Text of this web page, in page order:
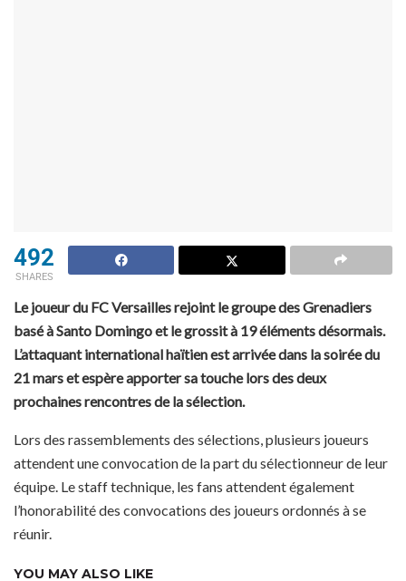
492
SHARES
Le joueur du FC Versailles rejoint le groupe des Grenadiers
basé à Santo Domingo et le grossit à 19 éléments désormais.
L’attaquant international haïtien est arrivée dans la soirée du
21 mars et espère apporter sa touche lors des deux
prochaines rencontres de la sélection.
Lors des rassemblements des sélections, plusieurs joueurs
attendent une convocation de la part du sélectionneur de leur
équipe. Le staff technique, les fans attendent également
l’honorabilité des convocations des joueurs ordonnés à se
réunir.
YOU MAY ALSO LIKE